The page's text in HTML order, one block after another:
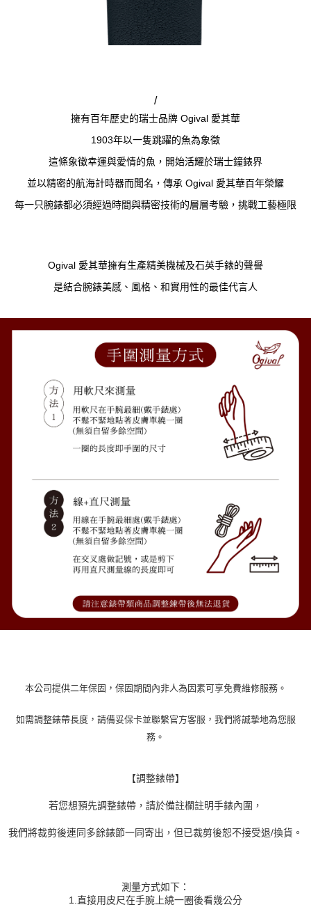
/
擁有百年歷史的瑞士品牌 Ogival 愛其華
1903年以一隻跳躍的魚為象徵
這條象徵幸運與愛情的魚，開始活耀於瑞士鐘錶界
並以精密的航海計時器而聞名，傳承 Ogival 愛其華百年榮耀
每一只腕錶都必須經過時間與精密技術的層層考驗，挑戰工藝極限
Ogival 愛其華擁有生產精美機械及石英手錶的聲譽
是結合腕錶美感、風格、和實用性的最佳代言人
本公司提供二年保固，保固期間內非人為因素可享免費維修服務。
如需調整錶帶長度，請備妥保卡並聯繫官方客服，我們將誠摯地為您服
務。
【調整錶帶】
若您想預先調整錶帶，請於備註欄註明手錶內圍，
我們將裁剪後連同多餘錶節一同寄出，但已裁剪後恕不接受退/換貨。
測量方式如下：
1.直接用皮尺在手腕上繞一圈後看幾公分